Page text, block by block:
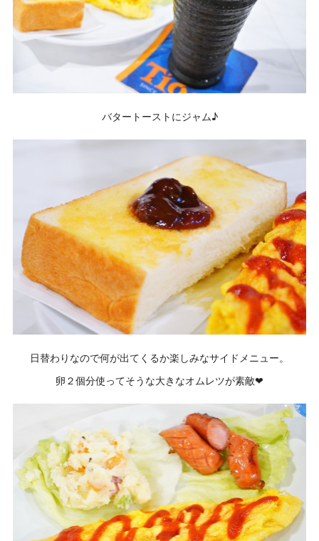
バタートーストにジャム♪
日替わりなので何が出てくるか楽しみなサイドメニュー。
卵２個分使ってそうな大きなオムレツが素敵❤